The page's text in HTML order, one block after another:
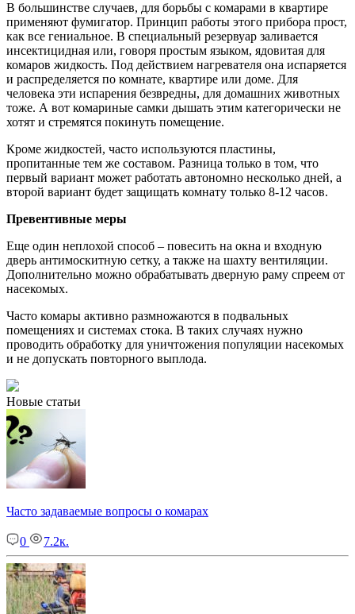
В большинстве случаев, для борьбы с комарами в квартире
применяют фумигатор. Принцип работы этого прибора прост,
как все гениальное. В специальный резервуар заливается
инсектицидная или, говоря простым языком, ядовитая для
комаров жидкость. Под действием нагревателя она испаряется
и распределяется по комнате, квартире или доме. Для
человека эти испарения безвредны, для домашних животных
тоже. А вот комариные самки дышать этим категорически не
хотят и стремятся покинуть помещение.
Кроме жидкостей, часто используются пластины,
пропитанные тем же составом. Разница только в том, что
первый вариант может работать автономно несколько дней, а
второй вариант будет защищать комнату только 8-12 часов.
Превентивные меры
Еще один неплохой способ – повесить на окна и входную
дверь антимоскитную сетку, а также на шахту вентиляции.
Дополнительно можно обрабатывать дверную раму спреем от
насекомых.
Часто комары активно размножаются в подвальных
помещениях и системах стока. В таких случаях нужно
проводить обработку для уничтожения популяции насекомых
и не допускать повторного выплода.
Новые статьи
Часто задаваемые вопросы о комарах
0 7.2к.